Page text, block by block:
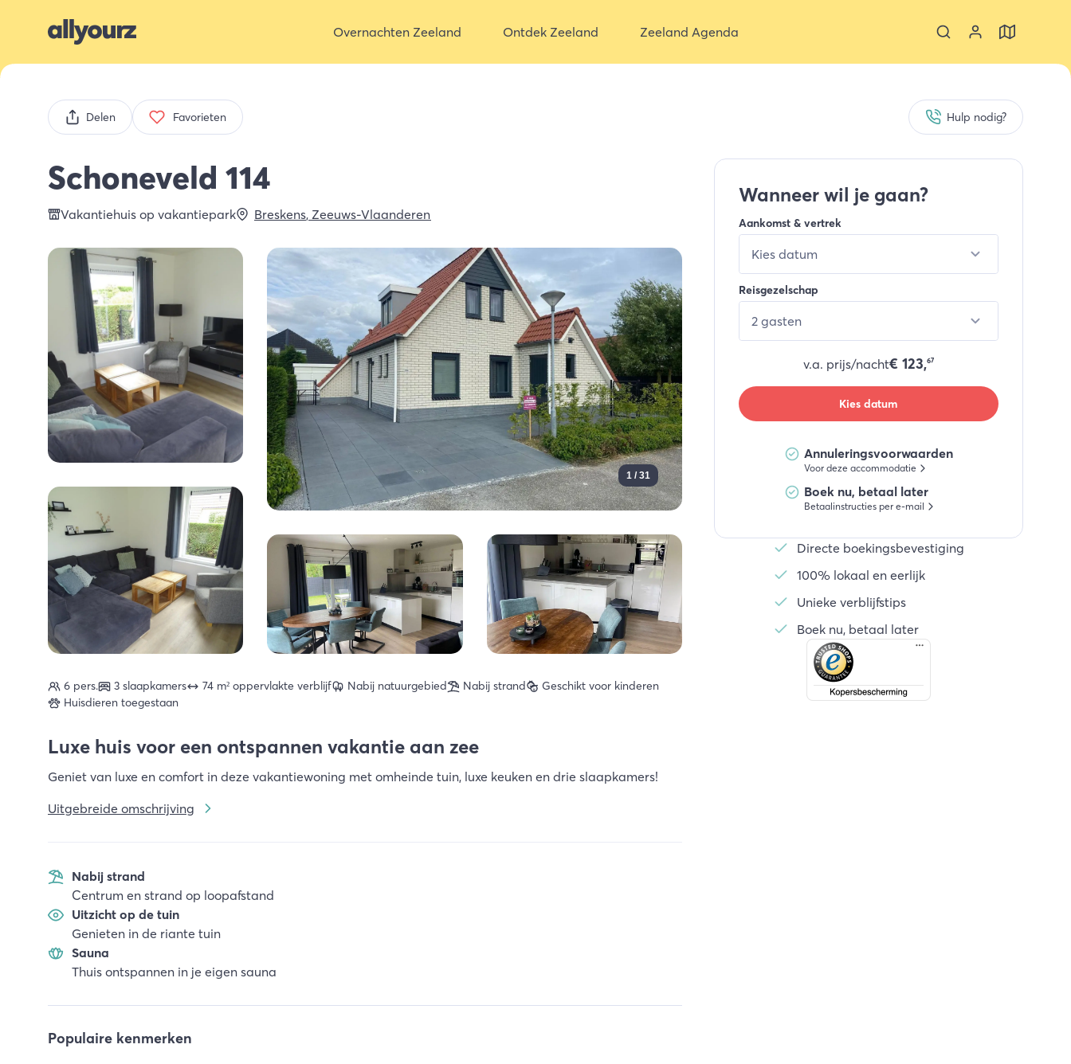
Overnachten Zeeland Ontdek Zeeland Zeeland Agenda
Delen Favorieten Hulp nodig?
Schoneveld 114
Vakantiehuis op vakantiepark Breskens, Zeeuws-Vlaanderen
1 / 31
6 pers. 3 slaapkamers 74 m² oppervlakte verblijf Nabij natuurgebied Nabij strand
Geschikt voor kinderen
Huisdieren toegestaan
Luxe huis voor een ontspannen vakantie aan zee
Geniet van luxe en comfort in deze vakantiewoning met omheinde tuin, luxe keuken en drie slaapkamers!
Uitgebreide omschrijving
Nabij strand
Centrum en strand op loopafstand
Uitzicht op de tuin
Genieten in de riante tuin
Sauna
Thuis ontspannen in je eigen sauna
Populaire kenmerken
Wanneer wil je gaan?
Aankomst & vertrek
Kies datum
Reisgezelschap
2 gasten
v.a. prijs/nacht€ 123,67
Kies datum
Annuleringsvoorwaarden
Voor deze accommodatie
Boek nu, betaal later
Betaalinstructies per e-mail
Directe boekingsbevestiging
100% lokaal en eerlijk
Unieke verblijfstips
Boek nu, betaal later